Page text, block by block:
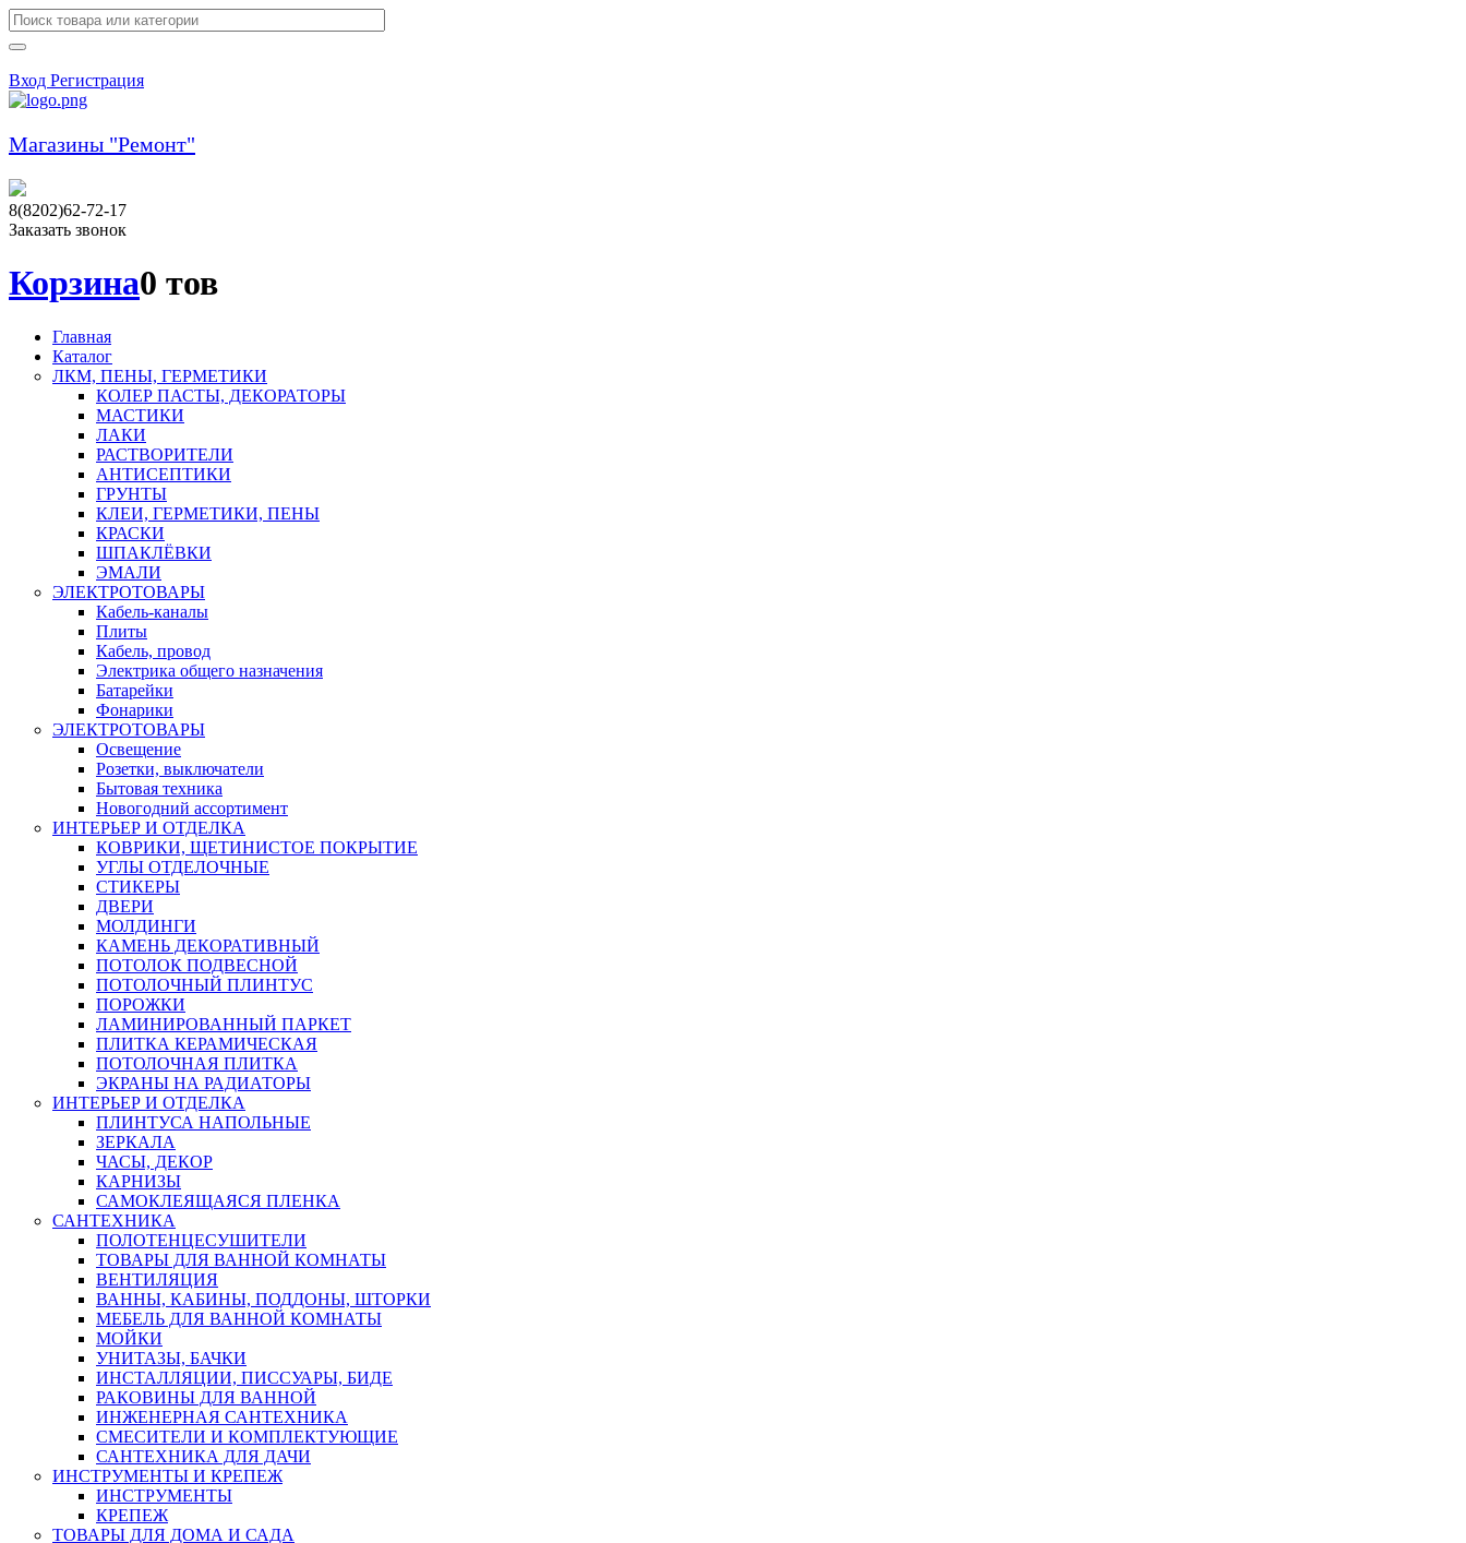
Вход Регистрация
Магазины "Ремонт"
8(8202)62-72-17
Заказать звонок
Корзина0 тов
Главная
Каталог
ЛКМ, ПЕНЫ, ГЕРМЕТИКИ
КОЛЕР ПАСТЫ, ДЕКОРАТОРЫ
МАСТИКИ
ЛАКИ
РАСТВОРИТЕЛИ
АНТИСЕПТИКИ
ГРУНТЫ
КЛЕИ, ГЕРМЕТИКИ, ПЕНЫ
КРАСКИ
ШПАКЛЁВКИ
ЭМАЛИ
ЭЛЕКТРОТОВАРЫ
Кабель-каналы
Плиты
Кабель, провод
Электрика общего назначения
Батарейки
Фонарики
ЭЛЕКТРОТОВАРЫ
Освещение
Розетки, выключатели
Бытовая техника
Новогодний ассортимент
ИНТЕРЬЕР И ОТДЕЛКА
КОВРИКИ, ЩЕТИНИСТОЕ ПОКРЫТИЕ
УГЛЫ ОТДЕЛОЧНЫЕ
СТИКЕРЫ
ДВЕРИ
МОЛДИНГИ
КАМЕНЬ ДЕКОРАТИВНЫЙ
ПОТОЛОК ПОДВЕСНОЙ
ПОТОЛОЧНЫЙ ПЛИНТУС
ПОРОЖКИ
ЛАМИНИРОВАННЫЙ ПАРКЕТ
ПЛИТКА КЕРАМИЧЕСКАЯ
ПОТОЛОЧНАЯ ПЛИТКА
ЭКРАНЫ НА РАДИАТОРЫ
ИНТЕРЬЕР И ОТДЕЛКА
ПЛИНТУСА НАПОЛЬНЫЕ
ЗЕРКАЛА
ЧАСЫ, ДЕКОР
КАРНИЗЫ
САМОКЛЕЯЩАЯСЯ ПЛЕНКА
САНТЕХНИКА
ПОЛОТЕНЦЕСУШИТЕЛИ
ТОВАРЫ ДЛЯ ВАННОЙ КОМНАТЫ
ВЕНТИЛЯЦИЯ
ВАННЫ, КАБИНЫ, ПОДДОНЫ, ШТОРКИ
МЕБЕЛЬ ДЛЯ ВАННОЙ КОМНАТЫ
МОЙКИ
УНИТАЗЫ, БАЧКИ
ИНСТАЛЛЯЦИИ, ПИССУАРЫ, БИДЕ
РАКОВИНЫ ДЛЯ ВАННОЙ
ИНЖЕНЕРНАЯ САНТЕХНИКА
СМЕСИТЕЛИ И КОМПЛЕКТУЮЩИЕ
САНТЕХНИКА ДЛЯ ДАЧИ
ИНСТРУМЕНТЫ И КРЕПЕЖ
ИНСТРУМЕНТЫ
КРЕПЕЖ
ТОВАРЫ ДЛЯ ДОМА И САДА